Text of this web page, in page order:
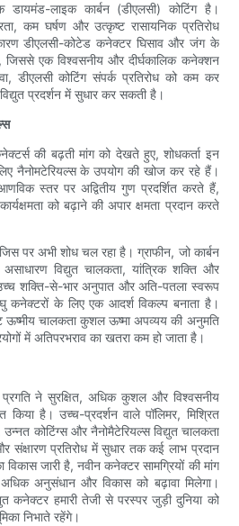
लाइक कार्बन (डीएलसी) कोटिंग है।
कम घर्षण और उत्कृष्ट रासायनिक प्रतिरोध
डीएलसी-कोटेड कनेक्टर घिसाव और जंग के
जिससे एक विश्वसनीय और दीर्घकालिक कनेक्शन
डीएलसी कोटिंग संपर्क प्रतिरोध को कम कर
प्रदर्शन में सुधार कर सकती है।
की बढ़ती मांग को देखते हुए, शोधकर्ता इन
नैनोमटेरियल्स के उपयोग की खोज कर रहे हैं।
स्तर पर अद्वितीय गुण प्रदर्शित करते हैं,
को बढ़ाने की अपार क्षमता प्रदान करते
पर अभी शोध चल रहा है। ग्राफीन, जो कार्बन
विद्युत चालकता, यांत्रिक शक्ति और
शक्ति-से-भार अनुपात और अति-पतला स्वरूप
कनेक्टरों के लिए एक आदर्श विकल्प बनाता है।
ऊष्मीय चालकता कुशल ऊष्मा अपव्यय की अनुमति
में अतिपरभराव का खतरा कम हो जाता है।
प्रगति ने सुरक्षित, अधिक कुशल और विश्वसनीय
किया है। उच्च-प्रदर्शन वाले पॉलिमर, मिश्रित
उन्नत कोटिंग्स और नैनोमैटेरियल्स विद्युत चालकता
संक्षारण प्रतिरोध में सुधार तक कई लाभ प्रदान
जारी है, नवीन कनेक्टर सामग्रियों की मांग
अनुसंधान और विकास को बढ़ावा मिलेगा।
कनेक्टर हमारी तेजी से परस्पर जुड़ी दुनिया को
निभाते रहेंगे।